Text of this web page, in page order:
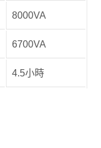
8000VA
6700VA
4.5小時